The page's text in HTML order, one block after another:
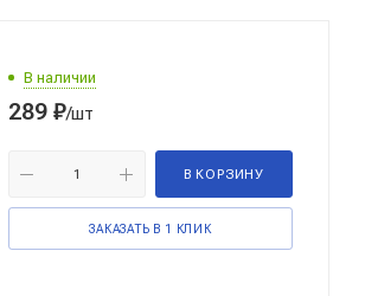
В наличии
289 ₽/шт
В КОРЗИНУ
ЗАКАЗАТЬ В 1 КЛИК